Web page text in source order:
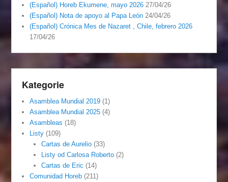
(Español) Horeb Ekumene, mayo 2026 27/04/26
(Español) Nota de apoyo al Papa León 24/04/26
(Español) Crónica Mes de Nazaret , Chile, febrero 2026
17/04/26
Kategorie
Asamblea Mundial 2019 (1)
Asamblea Mundial 2025 (4)
Asambleas (18)
Listy (109)
Cartas de Aurelio(33)
Listy od Carlosa Roberto(2)
Cartas de Eric (14)
Comunidad Horeb (211)